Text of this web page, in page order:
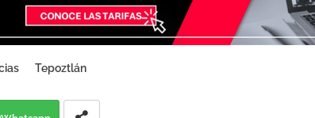
Tepoztlán